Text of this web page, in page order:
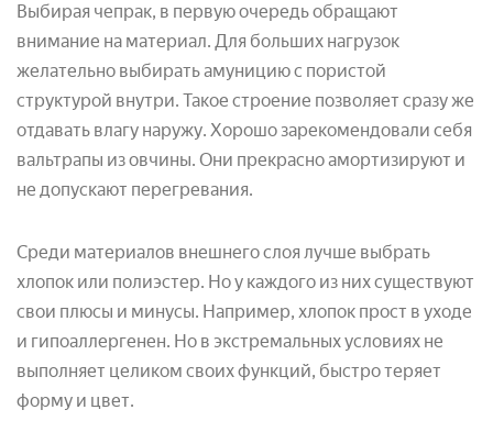
Выбирая чепрак, в первую очередь обращают
внимание на материал. Для больших нагрузок
желательно выбирать амуницию с пористой
структурой внутри. Такое строение позволяет сразу же
отдавать влагу наружу. Хорошо зарекомендовали себя
вальтрапы из овчины. Они прекрасно амортизируют и
не допускают перегревания.
Среди материалов внешнего слоя лучше выбрать
хлопок или полиэстер. Но у каждого из них существуют
свои плюсы и минусы. Например, хлопок прост в уходе
и гипоаллергенен. Но в экстремальных условиях не
выполняет целиком своих функций, быстро теряет
форму и цвет.